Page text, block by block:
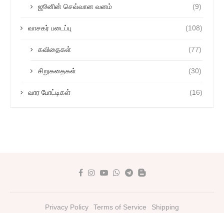
ஜூனின் செவ்வான வனம் (9)
வாசகர் படைப்பு (108)
கவிதைகள் (77)
சிறுகதைகள் (30)
வார போட்டிகள் (16)
Privacy Policy Terms of Service Shipping